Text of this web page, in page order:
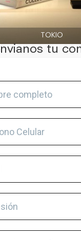
TOKIO
tu